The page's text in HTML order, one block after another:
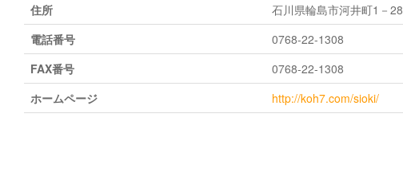
住所
石川県輪島市河井町1－28
電話番号
0768-22-1308
FAX番号
0768-22-1308
ホームページ
http://koh7.com/sioki/